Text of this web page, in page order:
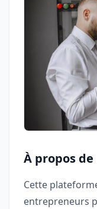
À propos de
Cette
entrepreneurs